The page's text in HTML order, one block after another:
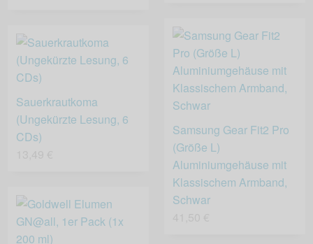
Samsung Gear Fit2 Pro
(Größe L)
Aluminiumgehäuse mit
Klassischem Armband,
Schwar
Sauerkrautkoma
(Ungekürzte Lesung, 6
CDs)